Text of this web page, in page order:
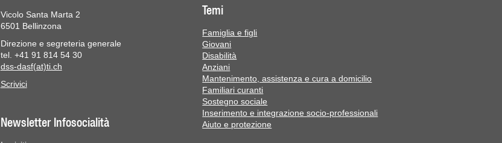
Vicolo Santa Marta 2
6501 Bellinzona
Direzione e segreteria generale
tel. +41 91 814 54 30
dss-dasf(at)ti.ch
Scrivici
Newsletter Infosocialità
Temi
Famiglia e figli
Giovani
Disabilità
Anziani
Mantenimento, assistenza e cura a domicilio
Familiari curanti
Sostegno sociale
Inserimento e integrazione socio-professionali
Aiuto e protezione